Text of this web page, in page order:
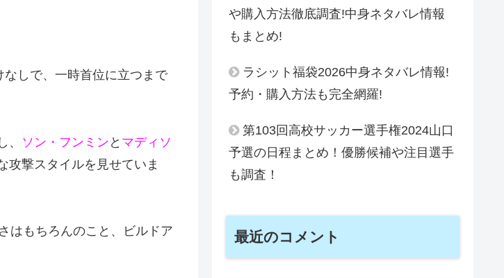
しで、一時首位に立つまで
、 ソン・フンミン と マディソ
攻撃スタイルを見せていま
はもちろんのこと、ビルドア
や購入方法徹底調査!中身ネタバレ情報
もまとめ!
ラシット福袋2026中身ネタバレ情報!
予約・購入方法も完全網羅!
第103回高校サッカー選手権2024山口
予選の日程まとめ！優勝候補や注目選手
も調査！
最近のコメント